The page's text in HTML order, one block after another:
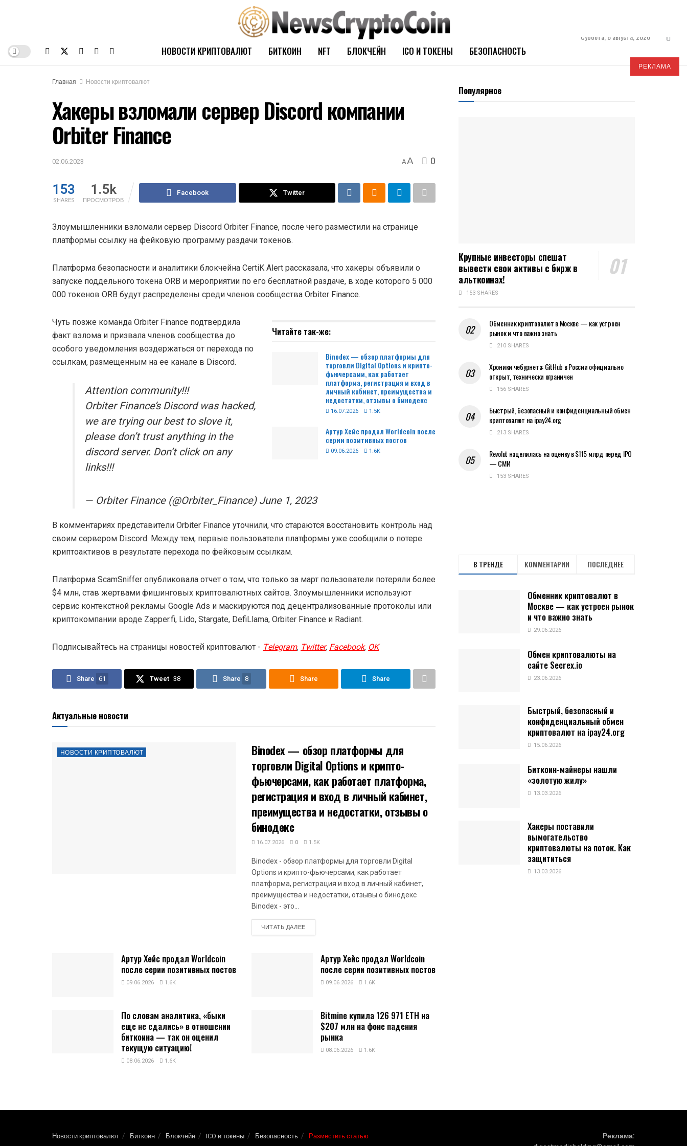
НОВОСТИ КРИПТОВАЛЮТ БИТКОИН NFT БЛОКЧЕЙН ICO И ТОКЕНЫ БЕЗОПАСНОСТЬ
Суббота, 8 августа, 2026
РЕКЛАМА
Главная
Новости криптовалют
Хакеры взломали сервер Discord компании
Orbiter Finance
02.06.2023 AA 0
153
SHARES
1.5k
ПРОСМОТРОВ
Facebook Twitter
Злоумышленники взломали сервер Discord Orbiter Finance, после чего разместили на странице
платформы ссылку на фейковую программу раздачи токенов.
Платформа безопасности и аналитики блокчейна CertiK Alert рассказала, что хакеры объявили о
запуске поддельного токена ORB и мероприятии по его бесплатной раздаче, в ходе которого 5 000
000 токенов ORB будут распределены среди членов сообщества Orbiter Finance.
Читайте так-же:
Binodex — обзор платформы для
торговли Digital Options и крипто-
фьючерсами, как работает
платформа, регистрация и вход в
личный кабинет, преимущества и
недостатки, отзывы о бинодекс
16.07.2026 1.5K
Артур Хейс продал Worldcoin после
серии позитивных постов
09.06.2026 1.6K
Чуть позже команда Orbiter Finance подтвердила
факт взлома и призвала членов сообщества до
особого уведомления воздержаться от перехода по
ссылкам, размещенным на ее канале в Discord.
Attention community!!!
Orbiter Finance’s Discord was hacked,
we are trying our best to slove it,
please don’t trust anything in the
discord server. Don’t click on any
links!!!
— Orbiter Finance (@Orbiter_Finance) June 1, 2023
В комментариях представители Orbiter Finance уточнили, что стараются восстановить контроль над
своим сервером Discord. Между тем, первые пользователи платформы уже сообщили о потере
криптоактивов в результате перехода по фейковым ссылкам.
Платформа ScamSniffer опубликовала отчет о том, что только за март пользователи потеряли более
$4 млн, став жертвами фишинговых криптовалютных сайтов. Злоумышленники используют
сервис контекстной рекламы Google Ads и маскируются под децентрализованные протоколы или
криптокомпании вроде Zapper.fi, Lido, Stargate, DefiLlama, Orbiter Finance и Radiant.
Подписывайтесь на страницы новостей криптовалют - Telegram, Twitter, Facebook, OK
Share 61 Tweet 38 Share 8 Share Share
Актуальные новости
НОВОСТИ КРИПТОВАЛЮТ
Binodex — обзор платформы для
торговли Digital Options и крипто-
фьючерсами, как работает платформа,
регистрация и вход в личный кабинет,
преимущества и недостатки, отзывы о
бинодекс
16.07.2026 0 1.5K
Binodex - обзор платформы для торговли Digital
Options и крипто-фьючерсами, как работает
платформа, регистрация и вход в личный кабинет,
преимущества и недостатки, отзывы о бинодекс
Binodex - это...
ЧИТАТЬ ДАЛЕЕDETAILS
Артур Хейс продал Worldcoin
после серии позитивных постов
09.06.2026 1.6K
Артур Хейс продал Worldcoin
после серии позитивных постов
09.06.2026 1.6K
По словам аналитика, «быки
еще не сдались» в отношении
биткоина — так он оценил
текущую ситуацию!
08.06.2026 1.6K
Bitmine купила 126 971 ETH на
$207 млн на фоне падения
рынка
08.06.2026 1.6K
Популярное
Крупные инвесторы спешат
вывести свои активы с бирж в
альткоинах!
153 SHARES
Обменник криптовалют в Москве — как устроен
рынок и что важно знать
210 SHARES
Хроники чебурнета: GitHub в России официально
открыт, технически ограничен
156 SHARES
Быстрый, безопасный и конфиденциальный обмен
криптовалют на ipay24.org
213 SHARES
Revolut нацелилась на оценку в $115 млрд перед IPO
— СМИ
153 SHARES
В ТРЕНДЕ КОММЕНТАРИИ ПОСЛЕДНЕЕ
Обменник криптовалют в
Москве — как устроен рынок
и что важно знать
29.06.2026
Обмен криптовалюты на
сайте Secrex.io
23.06.2026
Быстрый, безопасный и
конфиденциальный обмен
криптовалют на ipay24.org
15.06.2026
Биткоин-майнеры нашли
«золотую жилу»
13.03.2026
Хакеры поставили
вымогательство
криптовалюты на поток. Как
защититься
13.03.2026
Новости криптовалют Биткоин Блокчейн ICO и токены Безопасность Разместить статью
Реклама: